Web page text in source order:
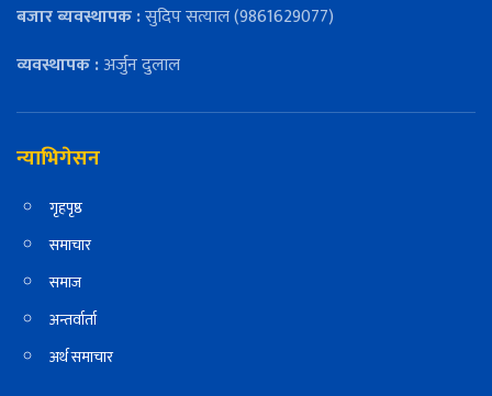
बजार ब्यवस्थापक :सुदिप सत्याल (9861629077)
व्यवस्थापक :अर्जुन दुलाल
न्याभिगेसन
गृहपृष्ठ
समाचार
समाज
अन्तर्वार्ता
अर्थ समाचार